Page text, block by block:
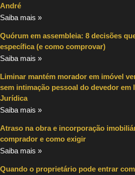
André
Saiba mais »
Quórum em assembleia: 8 decisões
específica (e como comprovar)
Saiba mais »
Liminar mantém morador em imóvel
sem intimação pessoal do devedor em
Jurídica
Saiba mais »
Atraso na obra e incorporação
comprador e como exigir
Saiba mais »
Quando o proprietário pode entrar